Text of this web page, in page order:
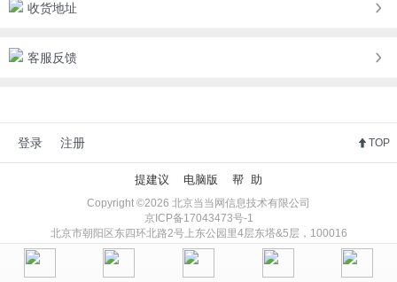
收货地址
客服反馈
登录 注册 TOP
提建议 电脑版 帮 助
Copyright ©2026 北京当当网信息技术有限公司
京ICP备17043473号-1
北京市朝阳区东四环北路2号上东公园里4层东塔&5层，100016